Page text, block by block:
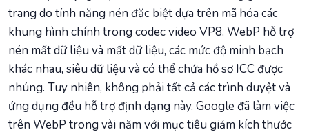
trang do tính năng nén đặc biệt dựa trên mã hóa các
khung hình chính trong codec video VP8. WebP hỗ trợ
nén mất dữ liệu và mất dữ liệu, các mức độ minh bạch
khác nhau, siêu dữ liệu và có thể chứa hồ sơ ICC được
nhúng. Tuy nhiên, không phải tất cả các trình duyệt và
ứng dụng đều hỗ trợ định dạng này. Google đã làm việc
trên WebP trong vài năm với mục tiêu giảm kích thước